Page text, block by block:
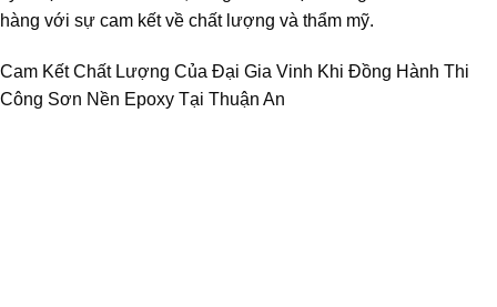
hàng với sự cam kết về chất lượng và thẩm mỹ.
Cam Kết Chất Lượng Của Đại Gia Vinh Khi Đồng Hành Thi
Công Sơn Nền Epoxy Tại Thuận An